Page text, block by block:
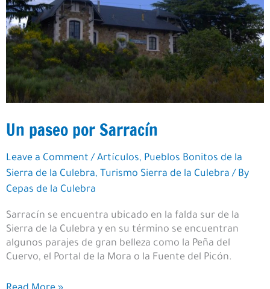
Un paseo por Sarracín
Leave a Comment / Artículos, Pueblos Bonitos de la
Sierra de la Culebra, Turismo Sierra de la Culebra / By
Cepas de la Culebra
Sarracín se encuentra ubicado en la falda sur de la
Sierra de la Culebra y en su término se encuentran
algunos parajes de gran belleza como la Peña del
Cuervo, el Portal de la Mora o la Fuente del Picón.